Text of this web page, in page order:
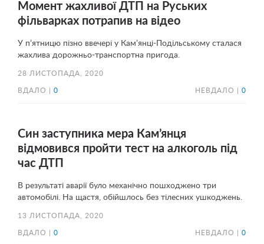
Момент жахливої ДТП на Руських
фільварках потрапив на відео
У п’ятницю пізно ввечері у Кам’янці-Подільському сталася
жахлива дорожньо-транспортна пригода.
28 ЛИСТОПАДА, 2020
ВДАЛО | 0 НЕВДАЛО | 0
Син заступника мера Кам’янця
відмовився пройти тест на алкоголь під
час ДТП
В результаті аварії було механічно пошходжено три
автомобілі. На щастя, обійшлось без тілесних ушкоджень.
13 ЛИСТОПАДА, 2020
ВДАЛО | 0 НЕВДАЛО | 0